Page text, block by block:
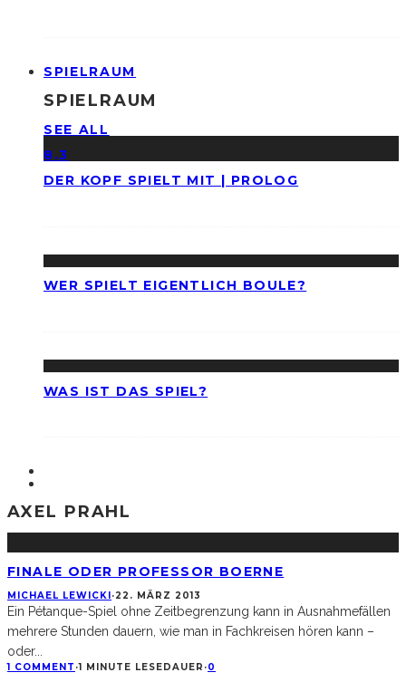
SPIELRAUM
SPIELRAUM
SEE ALL
8.3
DER KOPF SPIELT MIT | PROLOG
WER SPIELT EIGENTLICH BOULE?
WAS IST DAS SPIEL?
AXEL PRAHL
FINALE ODER PROFESSOR BOERNE
MICHAEL LEWICKI ·22. MÄRZ 2013
Ein Pétanque-Spiel ohne Zeitbegrenzung kann in Ausnahmefällen
mehrere Stunden dauern, wie man in Fachkreisen hören kann –
oder...
1 COMMENT ·1 MINUTE LESEDAUER ·0